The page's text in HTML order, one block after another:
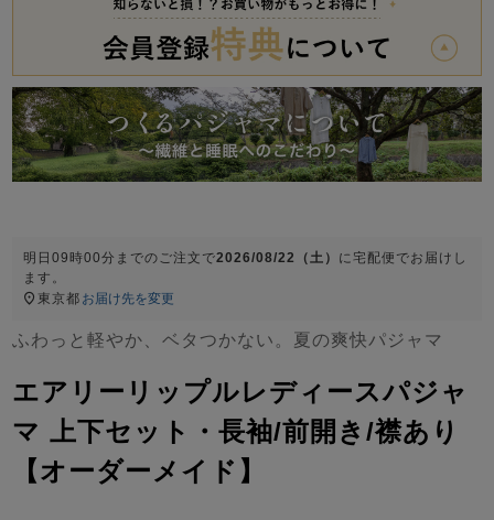
売れ筋ランキング
- Item Ranking -
ズボン単品
すべてのキッ
パジャマ
き
り
明日09時00分 までのご注文で2026/08/22（土） に宅配便 でお届けし
ます。
東京都 お届け先を変更
ふわっと軽やか、ベタつかない。夏の爽快パジャマ
エアリーリップルレディースパジャ
マ 上下セット・長袖/前開き/襟あり
【オーダーメイド】